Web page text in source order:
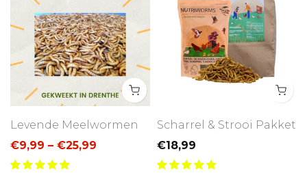
Levende Meelwormen
€9,99 – €25,99
Scharrel & Strooi Pakket
€18,99